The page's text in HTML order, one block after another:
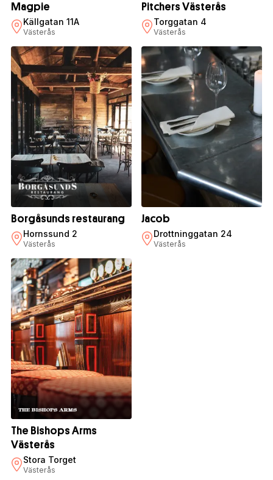
Magpie
Källgatan 11A
Västerås
Pitchers Västerås
Torggatan 4
Västerås
Borgåsunds restaurang
Hornssund 2
Västerås
Jacob
Drottninggatan 24
Västerås
The Bishops Arms
Västerås
Stora Torget
Västerås